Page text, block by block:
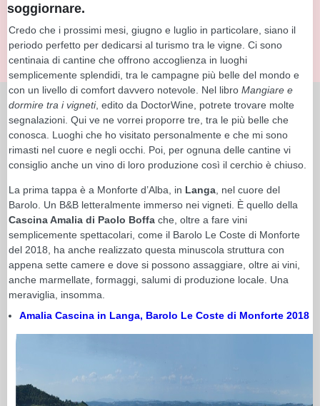
soggiornare.
Credo che i prossimi mesi, giugno e luglio in particolare, siano il
periodo perfetto per dedicarsi al turismo tra le vigne. Ci sono
centinaia di cantine che offrono accoglienza in luoghi
semplicemente splendidi, tra le campagne più belle del mondo e
con un livello di comfort davvero notevole. Nel libro Mangiare e
dormire tra i vigneti, edito da DoctorWine, potrete trovare molte
segnalazioni. Qui ve ne vorrei proporre tre, tra le più belle che
conosca. Luoghi che ho visitato personalmente e che mi sono
rimasti nel cuore e negli occhi. Poi, per ognuna delle cantine vi
consiglio anche un vino di loro produzione così il cerchio è chiuso.
La prima tappa è a Monforte d’Alba, in Langa , nel cuore del
Barolo. Un B&B letteralmente immerso nei vigneti. È quello della
Cascina Amalia di Paolo Boffa che, oltre a fare vini
semplicemente spettacolari, come il Barolo Le Coste di Monforte
del 2018, ha anche realizzato questa minuscola struttura con
appena sette camere e dove si possono assaggiare, oltre ai vini,
anche marmellate, formaggi, salumi di produzione locale. Una
meraviglia, insomma.
Amalia Cascina in Langa, Barolo Le Coste di Monforte 2018